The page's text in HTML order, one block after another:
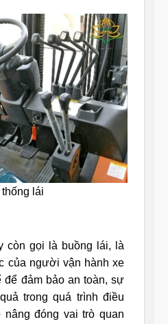
thống lái
còn gọi là buồng lái, là
của người vận hành xe
để đảm bảo an toàn, sự
trong quá trình điều
nâng đóng vai trò quan